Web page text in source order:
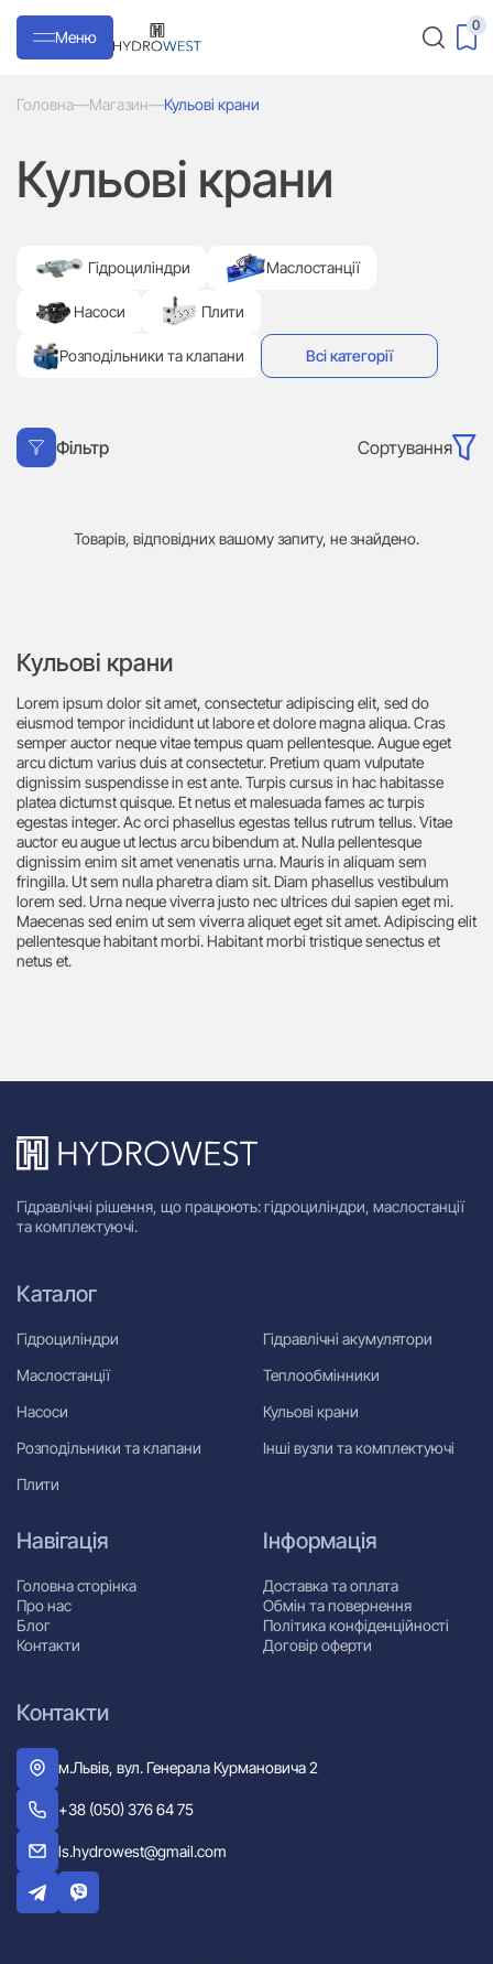
Меню
0
Головна—Магазин—Кульові крани
Кульові крани
Гідроциліндри Маслостанції
Насоси Плити
Розподільники та клапани Всі категорії
Фільтр Сортування
Товарів, відповідних вашому запиту, не знайдено.
Кульові крани
Lorem ipsum dolor sit amet, consectetur adipiscing elit, sed do
eiusmod tempor incididunt ut labore et dolore magna aliqua. Cras
semper auctor neque vitae tempus quam pellentesque. Augue eget
arcu dictum varius duis at consectetur. Pretium quam vulputate
dignissim suspendisse in est ante. Turpis cursus in hac habitasse
platea dictumst quisque. Et netus et malesuada fames ac turpis
egestas integer. Ac orci phasellus egestas tellus rutrum tellus. Vitae
auctor eu augue ut lectus arcu bibendum at. Nulla pellentesque
dignissim enim sit amet venenatis urna. Mauris in aliquam sem
fringilla. Ut sem nulla pharetra diam sit. Diam phasellus vestibulum
lorem sed. Urna neque viverra justo nec ultrices dui sapien eget mi.
Maecenas sed enim ut sem viverra aliquet eget sit amet. Adipiscing elit
pellentesque habitant morbi. Habitant morbi tristique senectus et
netus et.
Гідравлічні рішення, що працюють: гідроциліндри, маслостанції
та комплектуючі.
Навігація
Головна сторінка
Про нас
Блог
Контакти
Каталог
Гідроциліндри
Маслостанції
Насоси
Розподільники та клапани
Плити
Гідравлічні акумулятори
Теплообмінники
Кульові крани
Інші вузли та комплектуючі
Інформація
Доставка та оплата
Обмін та повернення
Політика конфіденційності
Договір оферти
Контакти
м.Львів, вул. Генерала Курмановича 2
+38 (050) 376 64 75
ls.hydrowest@gmail.com